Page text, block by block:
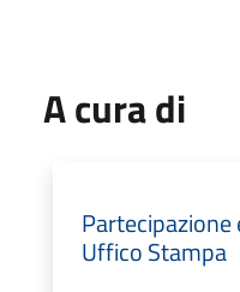
A cura di
Uffico Stampa